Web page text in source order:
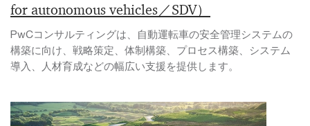
for autonomous vehicles／SDV）
PwCコンサルティングは、自動運転車の安全管理システムの
構築に向け、戦略策定、体制構築、プロセス構築、システム
導入、人材育成などの幅広い支援を提供します。